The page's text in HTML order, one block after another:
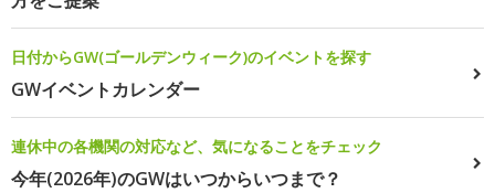
日付からGW(ゴールデンウィーク)のイベントを探す
GWイベントカレンダー
連休中の各機関の対応など、気になることをチェック
今年(2026年)のGWはいつからいつまで？